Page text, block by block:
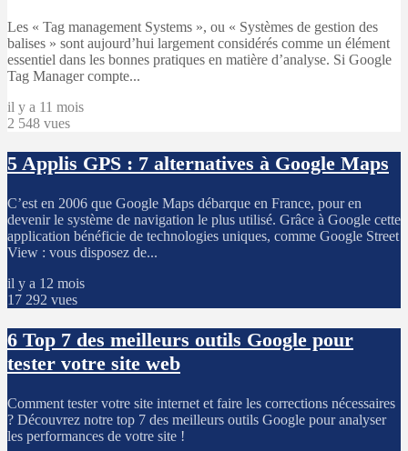
Les « Tag management Systems », ou « Systèmes de gestion des
balises » sont aujourd’hui largement considérés comme un élément
essentiel dans les bonnes pratiques en matière d’analyse. Si Google
Tag Manager compte...
il y a 11 mois
2 548 vues
5 Applis GPS : 7 alternatives à Google Maps
C’est en 2006 que Google Maps débarque en France, pour en
devenir le système de navigation le plus utilisé. Grâce à Google cette
application bénéficie de technologies uniques, comme Google Street
View : vous disposez de...
il y a 12 mois
17 292 vues
6 Top 7 des meilleurs outils Google pour
tester votre site web
Comment tester votre site internet et faire les corrections nécessaires
? Découvrez notre top 7 des meilleurs outils Google pour analyser
les performances de votre site !